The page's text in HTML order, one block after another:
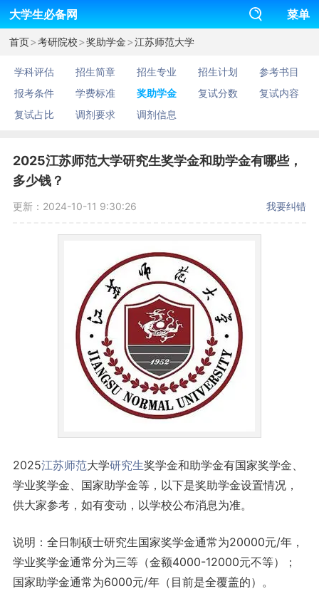
大学生必备网 菜单
首页>考研院校>奖助学金>江苏师范大学
学科评估 招生简章 招生专业 招生计划
参考书目
报考条件
学费标准 奖助学金 复试分数
复试内容
复试占比
调剂要求 调剂信息
2025江苏师范大学研究生奖学金和助学金有哪些，
多少钱？
更新：2024-10-11 9:30:26 我要纠错
2025江苏师范大学研究生奖学金和助学金有国家奖学金、
学业奖学金、国家助学金等，以下是奖助学金设置情况，
供大家参考，如有变动，以学校公布消息为准。
说明：全日制硕士研究生国家奖学金通常为20000元/年，
学业奖学金通常分为三等（金额4000-12000元不等）；
国家助学金通常为6000元/年（目前是全覆盖的）。